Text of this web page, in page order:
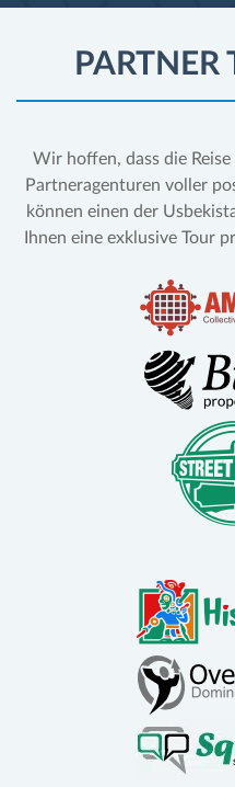
PARTNER
Wir hoffen, dass die
Partneragenturen voller
können einen der
Ihnen eine exklusive Tour